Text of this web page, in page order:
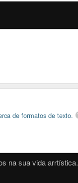
de formatos de texto.
na sua vida arrtística.